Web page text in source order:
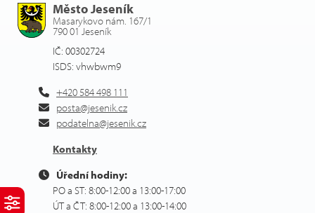
Město Jeseník
Masarykovo nám. 167/1
790 01 Jeseník
IČ: 00302724
ISDS: vhwbwm9
+420 584 498 111
posta@jesenik.cz
podatelna@jesenik.cz
Kontakty
Úřední hodiny:
PO a ST: 8:00-12:00 a 13:00-17:00
ÚT a ČT: 8:00-12:00 a 13:00-14:00